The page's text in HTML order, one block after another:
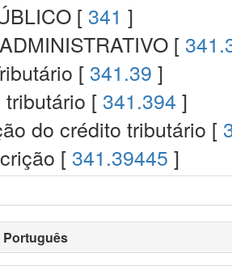
[ 341 ]
[
[ 341.39 ]
tributário [ 341.394 ]
do crédito tributário [
[ 341.39445 ]
Português